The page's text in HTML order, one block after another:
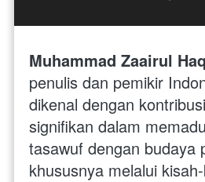
Muhammad Zaairul Haq
penulis dan pemikir
dikenal dengan
signifikan dalam
tasawuf dengan budaya
khususnya melalui